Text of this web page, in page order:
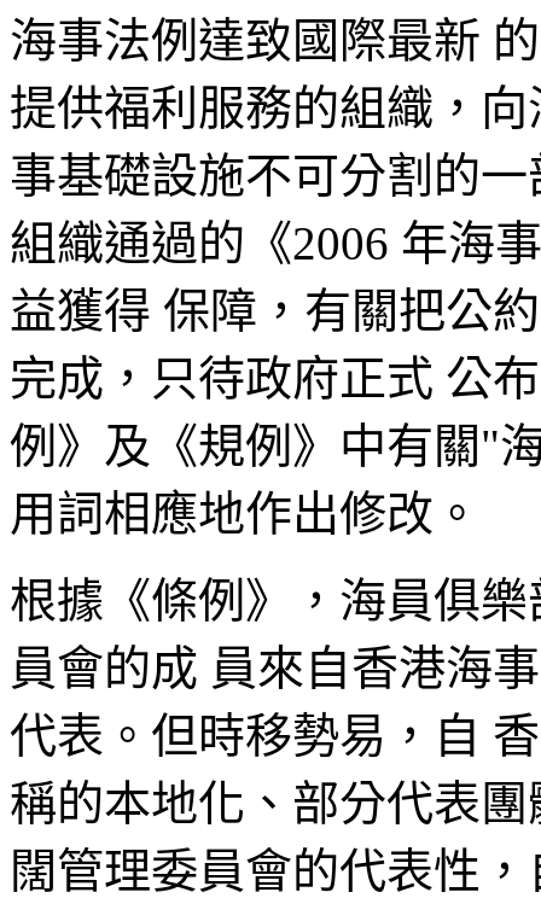
海事法例達致國際最新
提供福利服務的組織，
事基礎設施不可分割的
組織通過的《2006 年海
益獲得 保障，有關把公
完成，只待政府正式 公
例》及《規例》中有關"
用詞相應地作出修改。
根據《條例》，海員俱
員會的成 員來自香港海
代表。但時移勢易，自
稱的本地化、部分代表
闊管理委員會的代表性